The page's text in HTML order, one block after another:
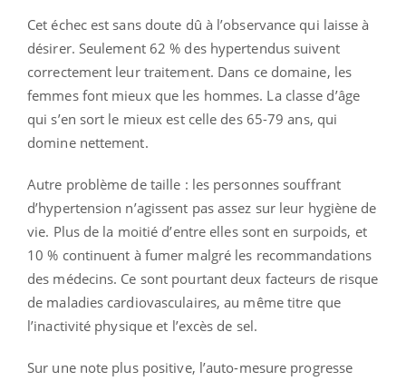
Cet échec est sans doute dû à l’observance qui laisse à
désirer. Seulement 62 % des hypertendus suivent
correctement leur traitement. Dans ce domaine, les
femmes font mieux que les hommes. La classe d’âge
qui s’en sort le mieux est celle des 65-79 ans, qui
domine nettement.
Autre problème de taille : les personnes souffrant
d’hypertension n’agissent pas assez sur leur hygiène de
vie. Plus de la moitié d’entre elles sont en surpoids, et
10 % continuent à fumer malgré les recommandations
des médecins. Ce sont pourtant deux facteurs de risque
de maladies cardiovasculaires, au même titre que
l’inactivité physique et l’excès de sel.
Sur une note plus positive, l’auto-mesure progresse